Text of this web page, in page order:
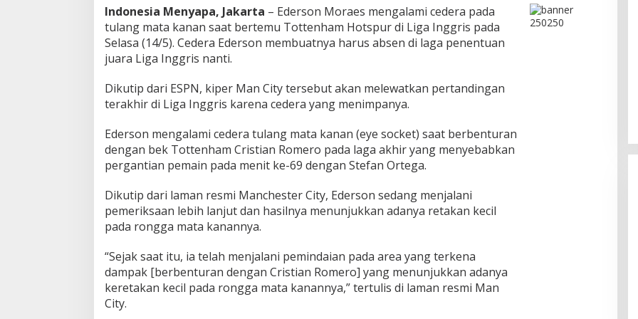
u
a
a
L
g
a
I
n
g
g
r
s
Indonesia Menyapa, Jakarta – Ederson Moraes mengalami cedera pada
tulang mata kanan saat bertemu Tottenham Hotspur di Liga Inggris pada
Selasa (14/5). Cedera Ederson membuatnya harus absen di laga penentuan
juara Liga Inggris nanti.
Dikutip dari ESPN, kiper Man City tersebut akan melewatkan pertandingan
terakhir di Liga Inggris karena cedera yang menimpanya.
Ederson mengalami cedera tulang mata kanan (eye socket) saat berbenturan
dengan bek Tottenham Cristian Romero pada laga akhir yang menyebabkan
pergantian pemain pada menit ke-69 dengan Stefan Ortega.
Dikutip dari laman resmi Manchester City, Ederson sedang menjalani
pemeriksaan lebih lanjut dan hasilnya menunjukkan adanya retakan kecil
pada rongga mata kanannya.
“Sejak saat itu, ia telah menjalani pemindaian pada area yang terkena
dampak [berbenturan dengan Cristian Romero] yang menunjukkan adanya
keretakan kecil pada rongga mata kanannya,” tertulis di laman resmi Man
City.
Pesona Danau Tondano, Ada
Kuliner Khas yang Bikin Turis
Ketagihan
Di Food & Travel
WIB